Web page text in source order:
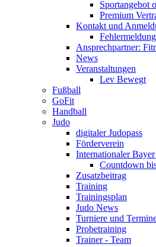
Sportangebot
Premium
Kontakt und
Ansprechpartner:
News
Veranstaltungen
Lev Bewegt
Fußball
GoFit
Handball
Judo
digitaler Judopass
Förderverein
Internationaler
Countdown
Zusatzbeitrag
Training
Trainingsplan
Judo News
Turniere und
Probetraining
Trainer - Team